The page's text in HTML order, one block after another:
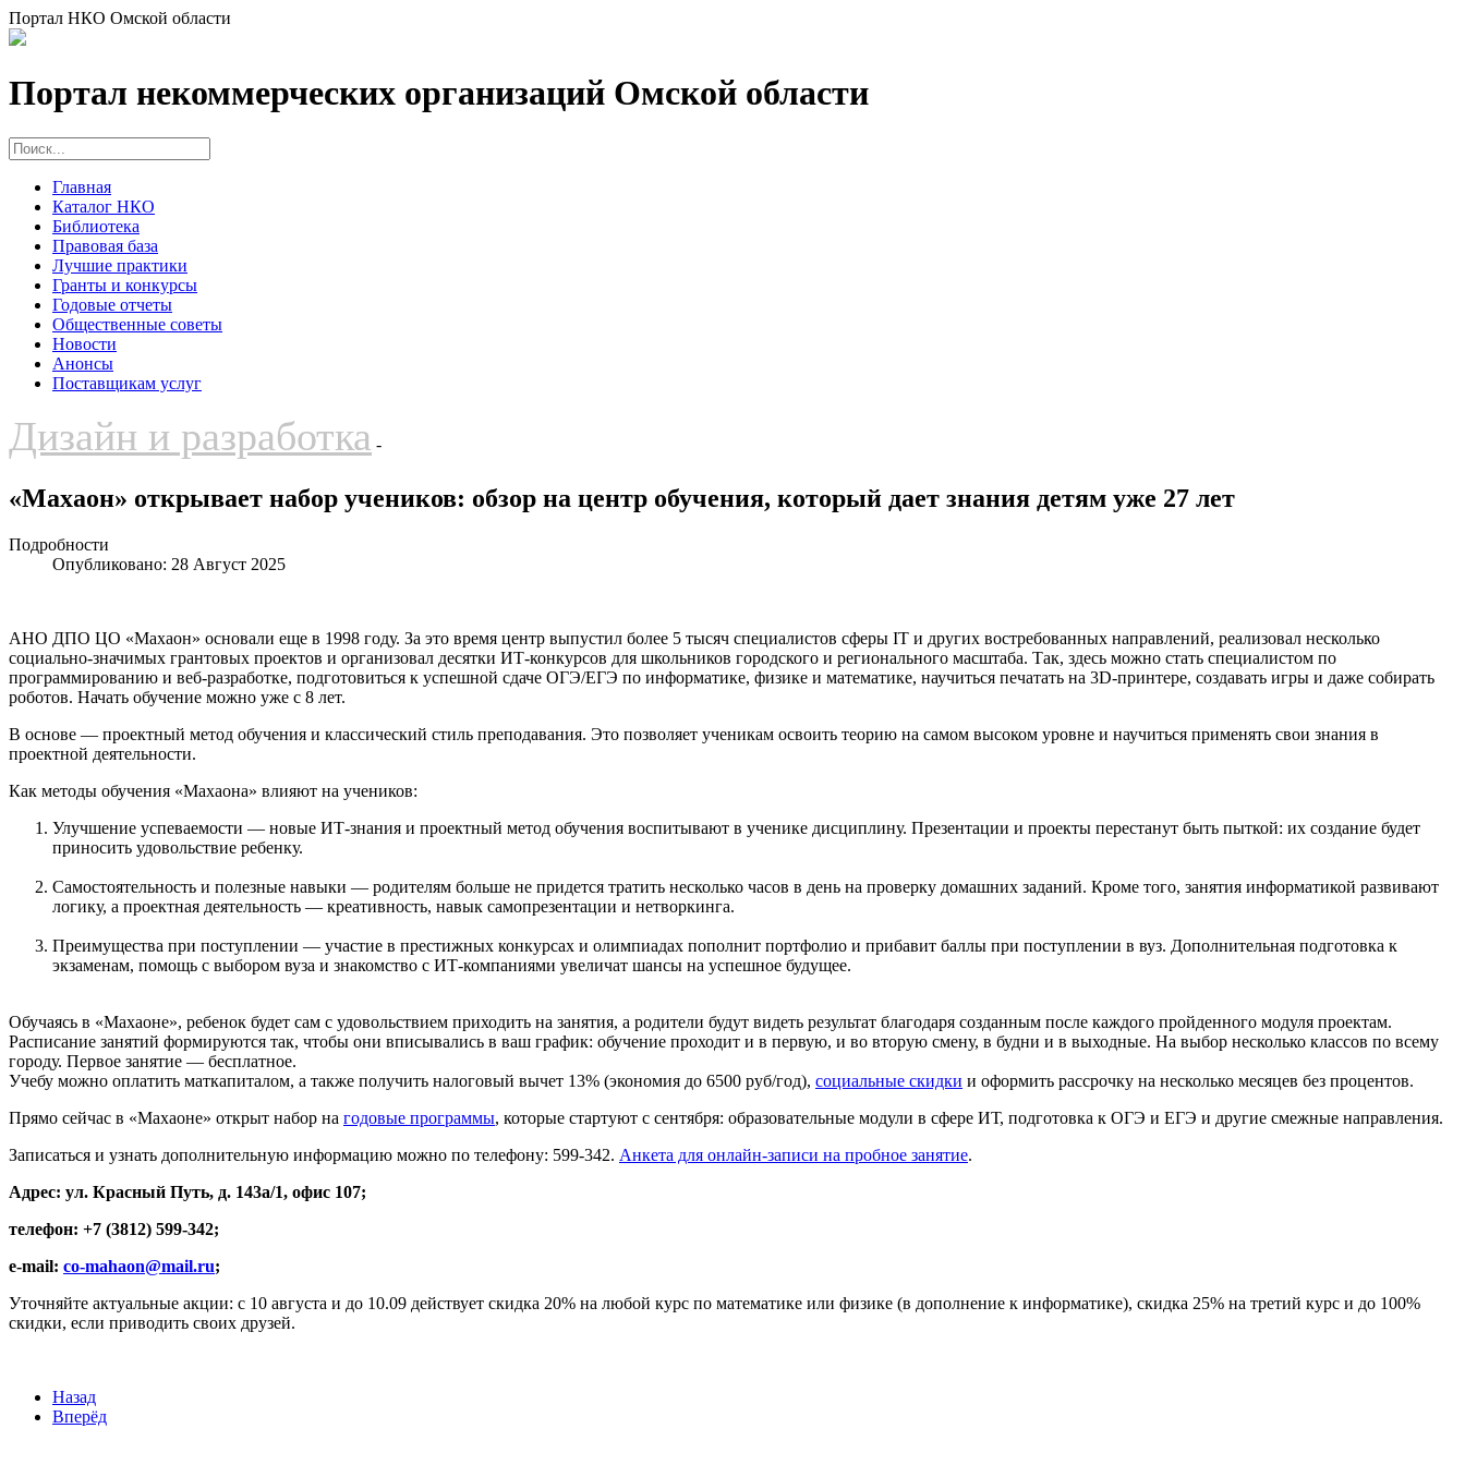
Портал НКО Омской области
Портал некоммерческих организаций Омской области
Главная
Каталог НКО
Библиотека
Правовая база
Лучшие практики
Гранты и конкурсы
Годовые отчеты
Общественные советы
Новости
Анонсы
Поставщикам услуг
Дизайн и разработка -
«Махаон» открывает набор учеников: обзор на центр обучения, который дает знания детям уже 27 лет
Подробности
Опубликовано: 28 Август 2025
АНО ДПО ЦО «Махаон» основали еще в 1998 году. За это время центр выпустил более 5 тысяч специалистов сферы IT и других востребованных направлений, реализовал несколько
социально-значимых грантовых проектов и организовал десятки ИТ-конкурсов для школьников городского и регионального масштаба. Так, здесь можно стать специалистом по
программированию и веб-разработке, подготовиться к успешной сдаче ОГЭ/ЕГЭ по информатике, физике и математике, научиться печатать на 3D-принтере, создавать игры и даже собирать
роботов. Начать обучение можно уже с 8 лет.
В основе — проектный метод обучения и классический стиль преподавания. Это позволяет ученикам освоить теорию на самом высоком уровне и научиться применять свои знания в
проектной деятельности.
Как методы обучения «Махаона» влияют на учеников:
Улучшение успеваемости — новые ИТ-знания и проектный метод обучения воспитывают в ученике дисциплину. Презентации и проекты перестанут быть пыткой: их создание будет
приносить удовольствие ребенку.
Самостоятельность и полезные навыки — родителям больше не придется тратить несколько часов в день на проверку домашних заданий. Кроме того, занятия информатикой развивают
логику, а проектная деятельность — креативность, навык самопрезентации и нетворкинга.
Преимущества при поступлении — участие в престижных конкурсах и олимпиадах пополнит портфолио и прибавит баллы при поступлении в вуз. Дополнительная подготовка к
экзаменам, помощь с выбором вуза и знакомство с ИТ-компаниями увеличат шансы на успешное будущее.
Обучаясь в «Махаоне», ребенок будет сам с удовольствием приходить на занятия, а родители будут видеть результат благодаря созданным после каждого пройденного модуля проектам.
Расписание занятий формируются так, чтобы они вписывались в ваш график: обучение проходит и в первую, и во вторую смену, в будни и в выходные. На выбор несколько классов по всему
городу. Первое занятие — бесплатное.
Учебу можно оплатить маткапиталом, а также получить налоговый вычет 13% (экономия до 6500 руб/год), социальные скидки и оформить рассрочку на несколько месяцев без процентов.
Прямо сейчас в «Махаоне» открыт набор на годовые программы, которые стартуют с сентября: образовательные модули в сфере ИТ, подготовка к ОГЭ и ЕГЭ и другие смежные направления.
Записаться и узнать дополнительную информацию можно по телефону: 599-342. Анкета для онлайн-записи на пробное занятие.
Адрес: ул. Красный Путь, д. 143а/1, офис 107;
телефон: +7 (3812) 599-342;
e-mail: co-mahaon@mail.ru;
Уточняйте актуальные акции: с 10 августа и до 10.09 действует скидка 20% на любой курс по математике или физике (в дополнение к информатике), скидка 25% на третий курс и до 100%
скидки, если приводить своих друзей.
Назад
Вперёд